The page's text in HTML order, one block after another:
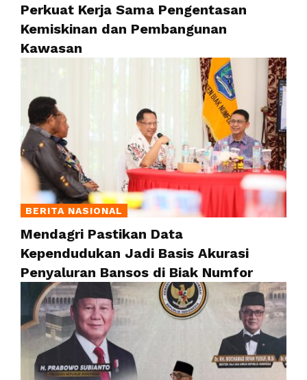
Perkuat Kerja Sama Pengentasan
Kemiskinan dan Pembangunan
Kawasan
BERITA NASIONAL
Mendagri Pastikan Data
Kependudukan Jadi Basis Akurasi
Penyaluran Bansos di Biak Numfor